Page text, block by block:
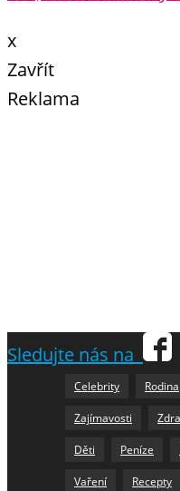
x
Zavřít
Reklama
Sledujte nás na
Celebrity Rodina
Zajímavosti
Děti Peníze
Vaření Recepty